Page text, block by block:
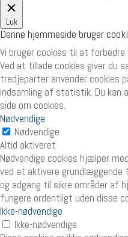
Luk
Denne hjemmeside bruger
Vi bruger cookies til at forbedre
Ved at tillade cookies giver du
tredjeparter anvender cookies
indsamling af statistik. Du kan
side om cookies.
Nødvendige
Nødvendige
Altid aktiveret
Nødvendige cookies hjælper
ved at aktivere grundlæggende
og adgang til sikre områder af
fungere ordentligt uden disse
Ikke-nødvendige
Ikke-nødvendige